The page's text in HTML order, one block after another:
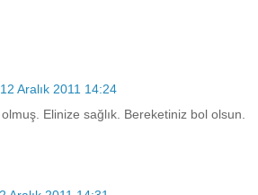
12 Aralık 2011 14:24
Elinize sağlık. Bereketiniz bol olsun.